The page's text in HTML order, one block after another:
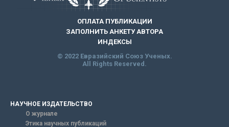
ОПЛАТА ПУБЛИКАЦИИ
ЗАПОЛНИТЬ АНКЕТУ АВТОРА
ИНДЕКСЫ
© 2022 Евразийский Союз Ученых.
All Rights Reserved.
НАУЧНОЕ ИЗДАТЕЛЬСТВО
О журнале
Этика научных публикаций